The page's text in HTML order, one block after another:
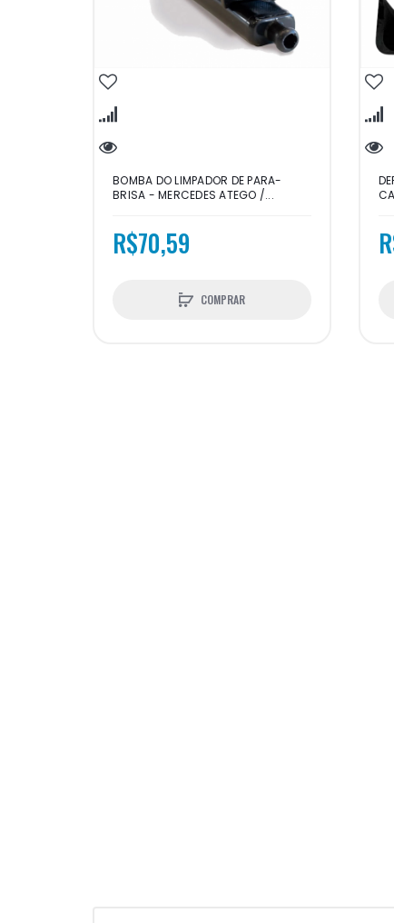
BOMBA DO LIMPADOR DE PARA-
BRISA - MERCEDES ATEGO /...
R$70,59
COMPRAR